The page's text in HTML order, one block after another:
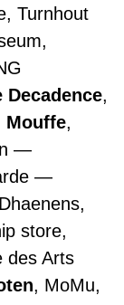
Turnhout
Decadence,
Mouffe,
store,
des Arts
, MoMu,